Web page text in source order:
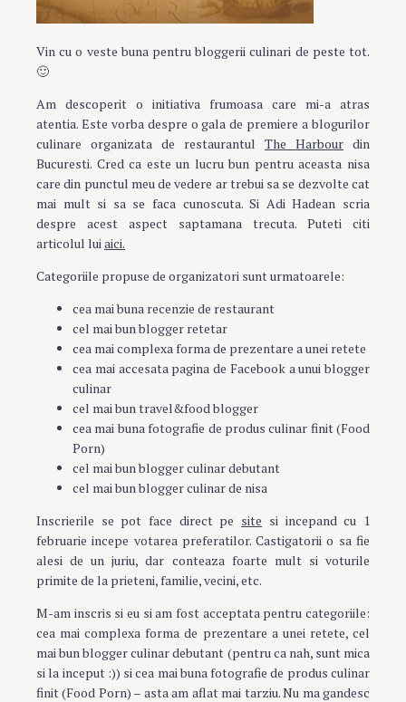
Vin cu o veste buna pentru bloggerii culinari de peste tot.
🙂
Am descoperit o initiativa frumoasa care mi-a atras
atentia. Este vorba despre o gala de premiere a blogurilor
culinare organizata de restaurantul The Harbour din
Bucuresti. Cred ca este un lucru bun pentru aceasta nisa
care din punctul meu de vedere ar trebui sa se dezvolte cat
mai mult si sa se faca cunoscuta. Si Adi Hadean scria
despre acest aspect saptamana trecuta. Puteti citi
articolul lui aici.
Categoriile propuse de organizatori sunt urmatoarele:
cea mai buna recenzie de restaurant
cel mai bun blogger retetar
cea mai complexa forma de prezentare a unei retete
cea mai accesata pagina de Facebook a unui blogger
culinar
cel mai bun travel&food blogger
cea mai buna fotografie de produs culinar finit (Food
Porn)
cel mai bun blogger culinar debutant
cel mai bun blogger culinar de nisa
Inscrierile se pot face direct pe site si incepand cu 1
februarie incepe votarea preferatilor. Castigatorii o sa fie
alesi de un juriu, dar conteaza foarte mult si voturile
primite de la prieteni, familie, vecini, etc.
M-am inscris si eu si am fost acceptata pentru categoriile:
cea mai complexa forma de prezentare a unei retete, cel
mai bun blogger culinar debutant (pentru ca nah, sunt mica
si la inceput :)) si cea mai buna fotografie de produs culinar
finit (Food Porn) – asta am aflat mai tarziu. Nu ma gandesc